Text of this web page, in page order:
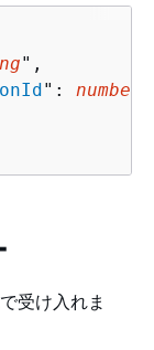
",
": number
受け入れま